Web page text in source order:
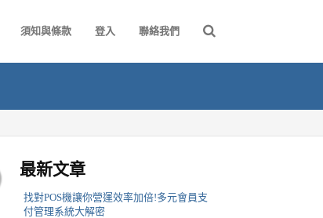
須知與條款 登入 聯絡我們
最新文章
找對POS機讓你營運效率加倍!多元會員支
付管理系統大解密